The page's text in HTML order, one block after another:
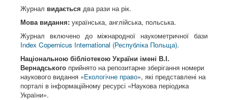
Журнал видається два рази на рік.
Мова видання: українська, англійська, польська.
Журнал включено до міжнародної наукометричної бази
Index Copernicus International (Республіка Польща).
Національною бібліотекою України імені В.І.
Вернадського прийнято на репозитарне зберігання номери
наукового видання «Екологічне право», які представлені на
порталі в інформаційному ресурсі «Наукова періодика
України».